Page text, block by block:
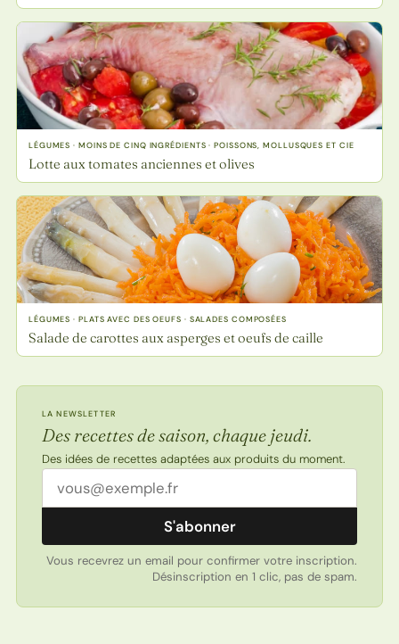
LÉGUMES · MOINS DE CINQ INGRÉDIENTS · POISSONS, MOLLUSQUES ET CIE
Lotte aux tomates anciennes et olives
LÉGUMES · PLATS AVEC DES OEUFS · SALADES COMPOSÉES
Salade de carottes aux asperges et oeufs de caille
LA NEWSLETTER
Des recettes de saison, chaque jeudi.
Des idées de recettes adaptées aux produits du moment.
Adresse email
S'abonner
Vous recevrez un email pour confirmer votre inscription.
Désinscription en 1 clic, pas de spam.